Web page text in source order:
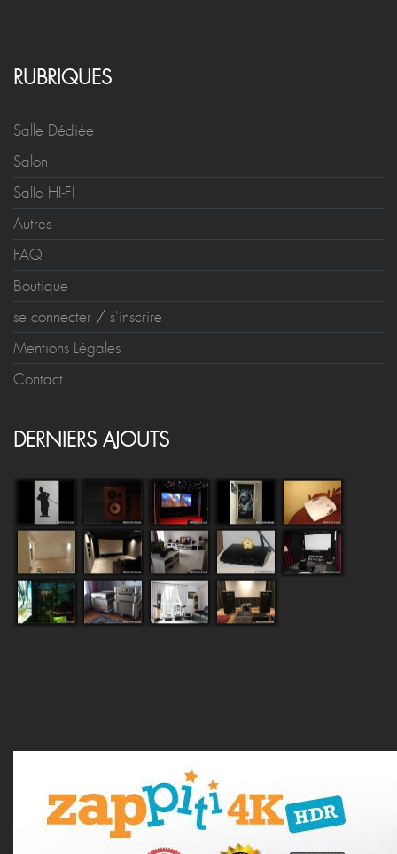
RUBRIQUES
Salle Dédiée
Salon
Salle HI-FI
Autres
FAQ
Boutique
se connecter / s'inscrire
Mentions Légales
Contact
DERNIERS AJOUTS